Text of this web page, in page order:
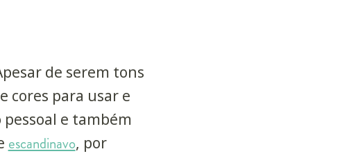
de serem tons
cores para usar e
e também
escandinavo, por